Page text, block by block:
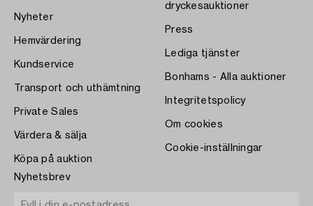
Nyheter
Hemvärdering
Kundservice
Transport och uthämtning
Private Sales
Värdera & sälja
Köpa på auktion
dryckesauktioner
Press
Lediga tjänster
Bonhams - Alla auktioner
Integritetspolicy
Om cookies
Cookie-inställningar
Nyhetsbrev